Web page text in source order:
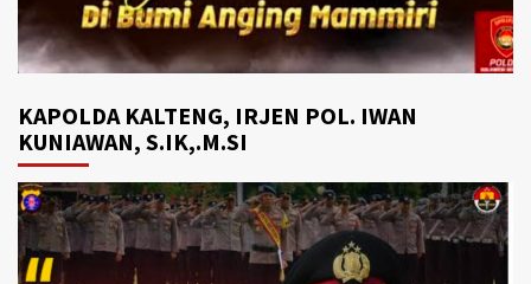
KAPOLDA KALTENG, IRJEN POL. IWAN
KUNIAWAN, S.IK,.M.SI